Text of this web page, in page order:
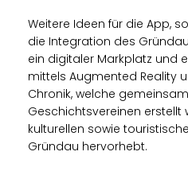
Weitere Ideen für die App,
die Integration des
ein digitaler Markplatz und
mittels Augmented Reality
Chronik, welche
Geschichtsvereinen erstellt
kulturellen sowie
Gründau hervorhebt.